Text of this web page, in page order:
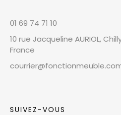
01 69 74 71 10
10 rue Jacqueline AURIOL,
France
SUIVEZ-VOUS